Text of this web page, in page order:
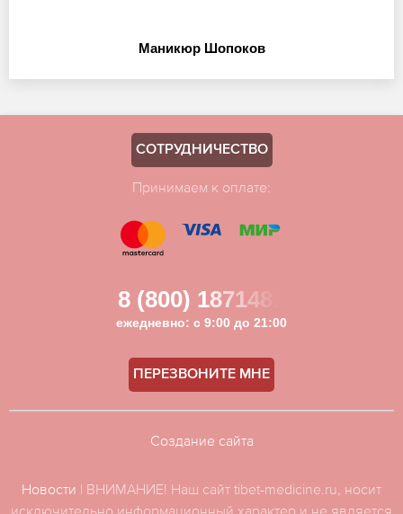
Маникюр Шопоков
СОТРУДНИЧЕСТВО
Принимаем к оплате:
8 (800) 1871481
ежедневно: с 9:00 до 21:00
ПЕРЕЗВОНИТЕ МНЕ
Новости | ВНИМАНИЕ! Наш сайт tibet-medicine.ru, носит
исключительно информационный характер и не является
Создание сайта